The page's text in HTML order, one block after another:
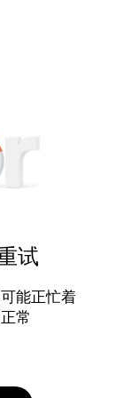
试
能正忙着
常